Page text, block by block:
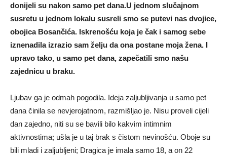
donijeli su nakon samo pet dana.U jednom slučajnom
susretu u jednom lokalu susreli smo se putevi nas dvojice,
obojica Bosančića. Iskrenošću koja je čak i samog sebe
iznenadila izrazio sam želju da ona postane moja žena. I
upravo tako, u samo pet dana, zapečatili smo našu
zajednicu u braku.
Ljubav ga je odmah pogodila. Ideja zaljubljivanja u samo pet
dana činila se nevjerojatnom, razmišljao je. Nisu proveli cijeli
dan zajedno, niti su se bavili bilo kakvim intimnim
aktivnostima; ušla je u taj brak s čistom nevinošću. Oboje su
bili mladi i zaljubljeni; Dragica je imala samo 18, a on 22